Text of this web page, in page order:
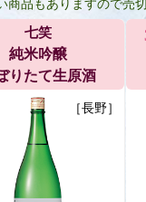
商品もありますので売
七笑
純米吟醸
りたて生原酒
［長野］